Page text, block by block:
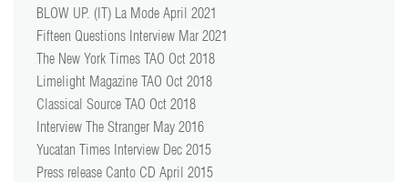
BLOW UP. (IT) La Mode April 2021
Fifteen Questions Interview Mar 2021
The New York Times TAO Oct 2018
Limelight Magazine TAO Oct 2018
Classical Source TAO Oct 2018
Interview The Stranger May 2016
Yucatan Times Interview Dec 2015
Press release Canto CD April 2015